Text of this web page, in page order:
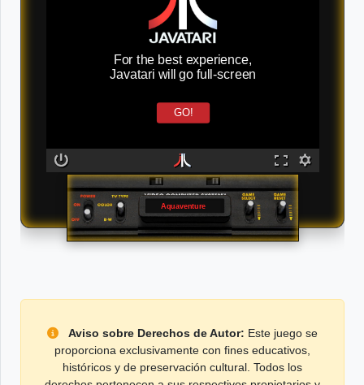
For the best experience,
Javatari will go full-screen
GO!
Aquaventure
Aviso sobre Derechos de Autor: Este juego se
proporciona exclusivamente con fines educativos,
históricos y de preservación cultural. Todos los